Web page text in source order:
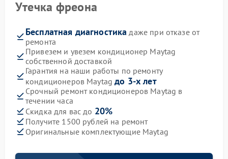
Утечка фреона
Бесплатная диагностика даже при отказе от
ремонта
Привезем и увезем кондиционер Maytag
собственной доставкой
Гарантия на наши работы по ремонту
кондиционеров Maytagдо 3-х лет
Срочный ремонт кондиционеров Maytag в
течении часа
Скидка для вас до 20%
Получите 1500 рублей на ремонт
Оригинальные комплектующие Maytag